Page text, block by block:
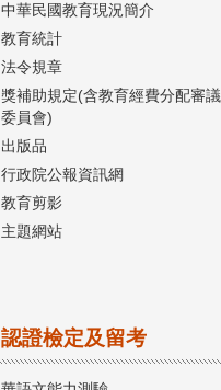
中華民國教育現況簡介
教育統計
法令規章
獎補助規定(含教育經費分配審議
委員會)
出版品
行政院公報資訊網
教育剪影
主題網站
認證檢定及留考